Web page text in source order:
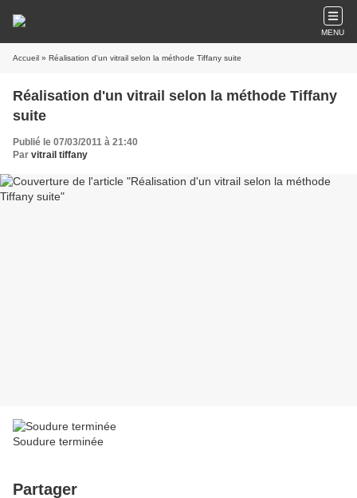
MENU
Accueil » Réalisation d'un vitrail selon la méthode Tiffany suite
Réalisation d'un vitrail selon la méthode Tiffany
suite
Publié le 07/03/2011 à 21:40
Par vitrail tiffany
Soudure terminée
Partager